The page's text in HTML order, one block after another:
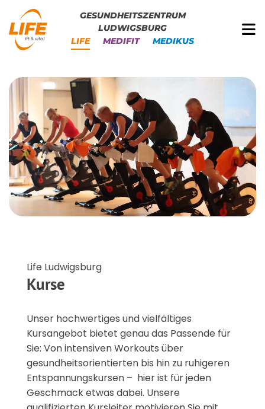
GESUNDHEITSZENTRUM
LUDWIGSBURG
LIFE
MEDIFIT MEDIKUS
Kurse
Life Ludwigsburg
Unser hochwertiges und vielfältiges
Kursangebot bietet genau das Passende für
Sie: Von intensiven Workouts über
gesundheitsorientierten bis hin zu ruhigeren
Entspannungskursen – hier ist für jeden
Geschmack etwas dabei. Unsere